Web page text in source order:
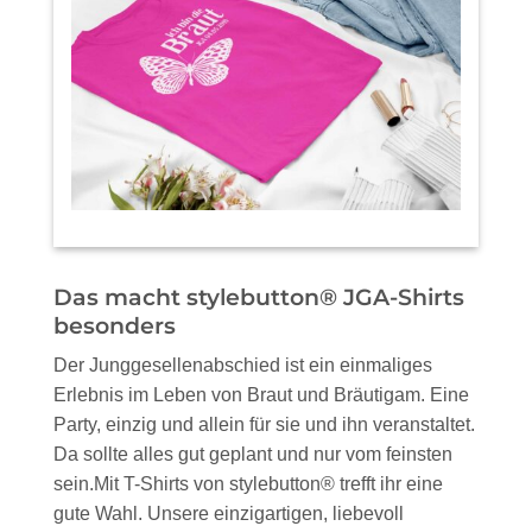
von stylebutton® mit liebevoll gestalteten
Das macht stylebutton® JGA-Shirts
besonders
Der Junggesellenabschied ist ein einmaliges
Erlebnis im Leben von Braut und Bräutigam. Eine
Party, einzig und allein für sie und ihn veranstaltet.
Da sollte alles gut geplant und nur vom feinsten
sein.Mit T-Shirts von stylebutton® trefft ihr eine
gute Wahl. Unsere einzigartigen, liebevoll